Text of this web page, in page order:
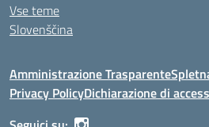
Vse teme
Slovenščina
Amministrazione Trasparente
Privacy PolicyDichiarazione di